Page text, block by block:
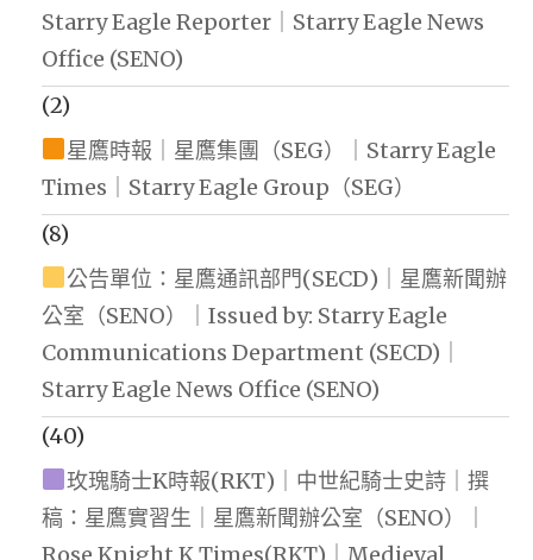
Starry Eagle Reporter｜Starry Eagle News
Office (SENO)
(2)
星鷹時報｜星鷹集團（SEG）｜Starry Eagle
Times｜Starry Eagle Group（SEG）
(8)
公告單位：星鷹通訊部門(SECD)｜星鷹新聞辦
公室（SENO）｜Issued by: Starry Eagle
Communications Department (SECD)｜
Starry Eagle News Office (SENO)
(40)
玫瑰騎士K時報(RKT)｜中世紀騎士史詩｜撰
稿：星鷹實習生｜星鷹新聞辦公室（SENO）｜
Rose Knight K Times(RKT)｜Medieval